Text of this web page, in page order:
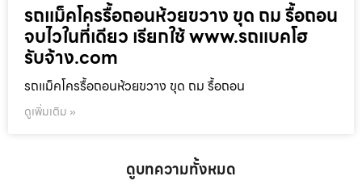
รถแม็คโครรื้อถอนห้วยขวาง ขุด ถม รื้อถอน
จบไวในที่เดียว เรียกใช้ www.รถแบคโฮ
รับจ้าง.com
รถแม็คโครรื้อถอนห้วยขวาง ขุด ถม รื้อถอน
ดูเพิ่มเติม »
ดูบทความทั้งหมด